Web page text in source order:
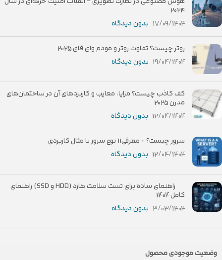
۲۰۲۴
17/09/1404 بدون دیدگاه
روتر چیست؟ تفاوت روتر و مودم وای فای 2025
19/04/1404 بدون دیدگاه
کف کاذب چیست؟ مزایا، معایب و کاربردهای آن در ساختمان‌های
مدرن 2025
12/04/1404 بدون دیدگاه
سرور چیست؟ + معرفی11 نوع سرور با مثال کاربردی
12/04/1404 بدون دیدگاه
راهنمای ساده برای تست سلامت هارد (HDD و SSD) راهنمای
کامل 1404
3/03/1404 بدون دیدگاه
وضعیت موجودی محصول